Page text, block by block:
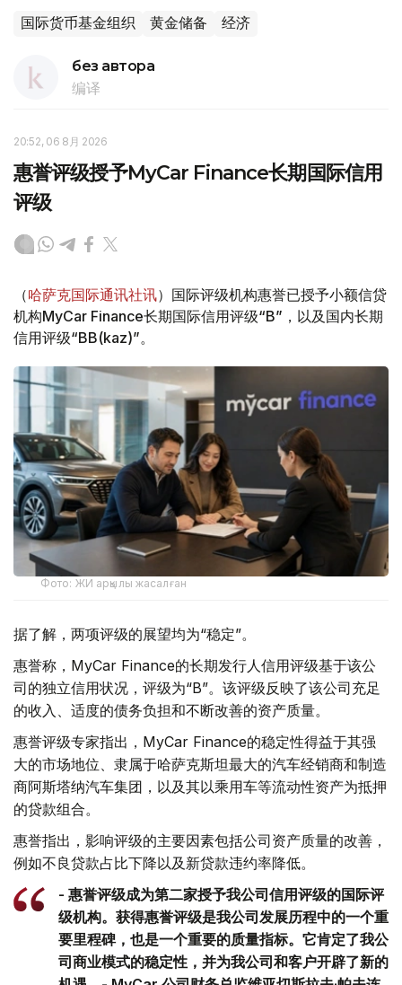
国际货币基金组织 黄金储备 经济
без автора
编译
20:52, 06 8月 2026
惠誉评级授予MyCar Finance长期国际信用
评级
（哈萨克国际通讯社讯）国际评级机构惠誉已授予小额信贷
机构MyCar Finance长期国际信用评级“B”，以及国内长期
信用评级“BB(kaz)”。
Фото: ЖИ арқылы жасалған
据了解，两项评级的展望均为“稳定”。
惠誉称，MyCar Finance的长期发行人信用评级基于该公
司的独立信用状况，评级为“B”。该评级反映了该公司充足
的收入、适度的债务负担和不断改善的资产质量。
惠誉评级专家指出，MyCar Finance的稳定性得益于其强
大的市场地位、隶属于哈萨克斯坦最大的汽车经销商和制造
商阿斯塔纳汽车集团，以及其以乘用车等流动性资产为抵押
的贷款组合。
惠誉指出，影响评级的主要因素包括公司资产质量的改善，
例如不良贷款占比下降以及新贷款违约率降低。
- 惠誉评级成为第二家授予我公司信用评级的国际评
级机构。获得惠誉评级是我公司发展历程中的一个重
要里程碑，也是一个重要的质量指标。它肯定了我公
司商业模式的稳定性，并为我公司和客户开辟了新的